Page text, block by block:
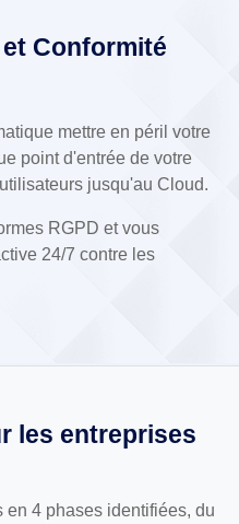
Conformité
mettre en péril votre
point d'entrée de votre
jusqu'au Cloud.
RGPD et vous
24/7 contre les
les entreprises
4 phases identifiées, du